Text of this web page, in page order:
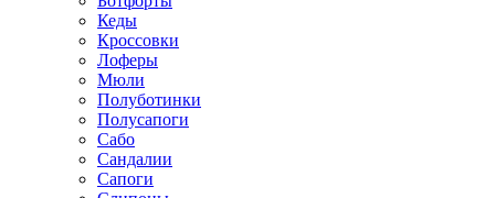
Кеды
Кроссовки
Лоферы
Мюли
Полуботинки
Полусапоги
Сабо
Сандалии
Сапоги